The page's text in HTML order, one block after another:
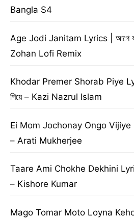
Bangla S4
Age Jodi Janitam Lyrics | আগে
Zohan Lofi Remix
Khodar Premer Shorab Piye
পিয়ে – Kazi Nazrul Islam
Ei Mom Jochonay Ongo Vijiye
– Arati Mukherjee
Taare Ami Chokhe Dekhini Lyrics
– Kishore Kumar
Mago Tomar Moto Loyna Keho